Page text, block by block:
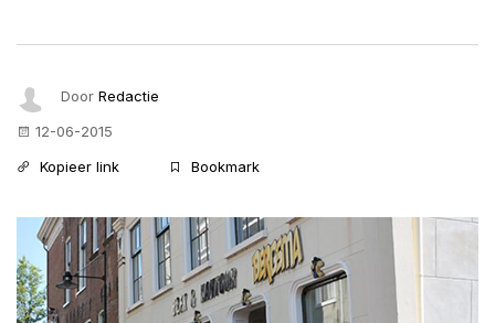
Door Redactie
12-06-2015
Kopieer link
Bookmark